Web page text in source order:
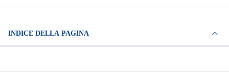
INDICE DELLA PAGINA